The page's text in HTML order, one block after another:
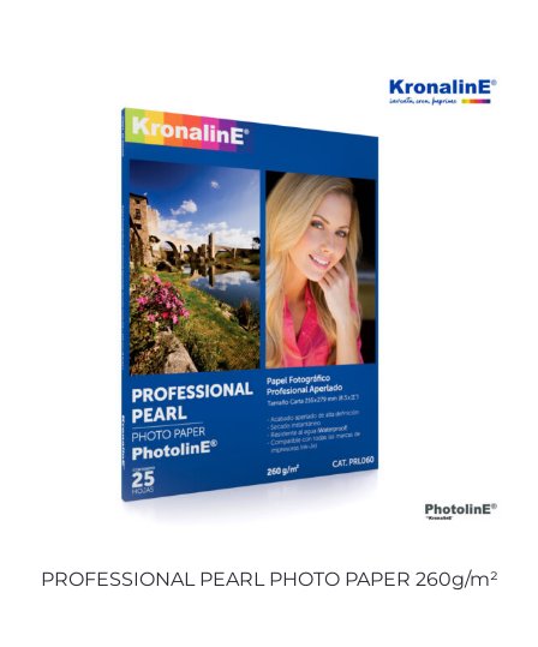
PROFESSIONAL PEARL PHOTO PAPER 260g/m²